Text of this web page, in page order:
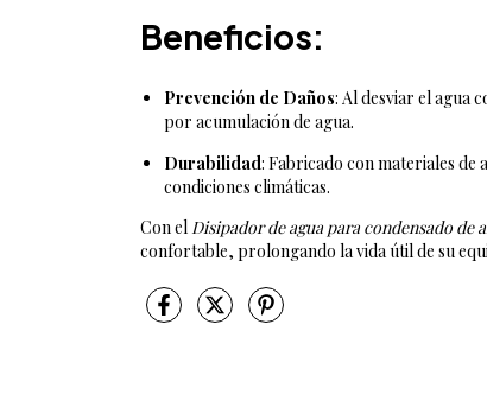
Beneficios:
Prevención de Daños: Al desviar el agua
por acumulación de agua.
Durabilidad: Fabricado con materiales de
condiciones climáticas.
Con el Disipador de agua para condensado de
confortable, prolongando la vida útil de su